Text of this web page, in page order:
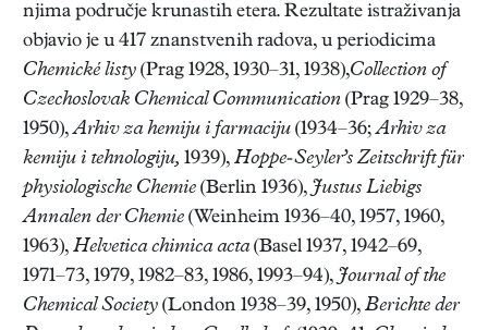
njima područje krunastih etera. Rezultate istraživanja
objavio je u 417 znanstvenih radova, u periodicima
Chemické listy (Prag 1928, 1930–31, 1938),Collection of
Czechoslovak Chemical Communication (Prag 1929–38,
1950),Arhiv za hemiju i farmaciju (1934–36;Arhiv za
kemiju i tehnologiju, 1939), Hoppe-Seyler’s Zeitschrift für
physiologische Chemie (Berlin 1936), Justus Liebigs
Annalen der Chemie (Weinheim 1936–40, 1957, 1960,
1963), Helvetica chimica acta(Basel 1937, 1942–69,
1971–73, 1979, 1982–83, 1986, 1993–94), Journal of the
Chemical Society (London 1938–39, 1950), Berichte der